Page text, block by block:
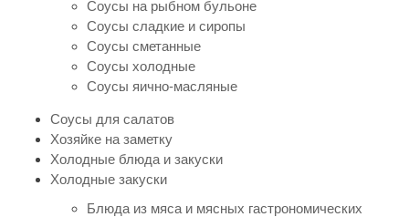
Соусы на рыбном бульоне
Соусы сладкие и сиропы
Соусы сметанные
Соусы холодные
Соусы яично-масляные
Соусы для салатов
Хозяйке на заметку
Холодные блюда и закуски
Холодные закуски
Блюда из мяса и мясных гастрономических